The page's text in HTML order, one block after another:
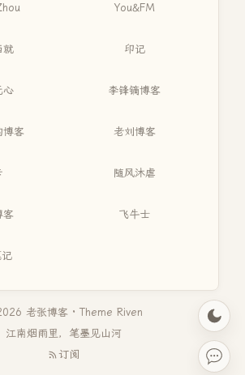
You&FM
就 印记
心 李锋镝博客
博客 老刘博客
随风沐虐
客 飞牛士
老张博客 · Theme Riven
江南烟雨里，笔墨见山河
订阅